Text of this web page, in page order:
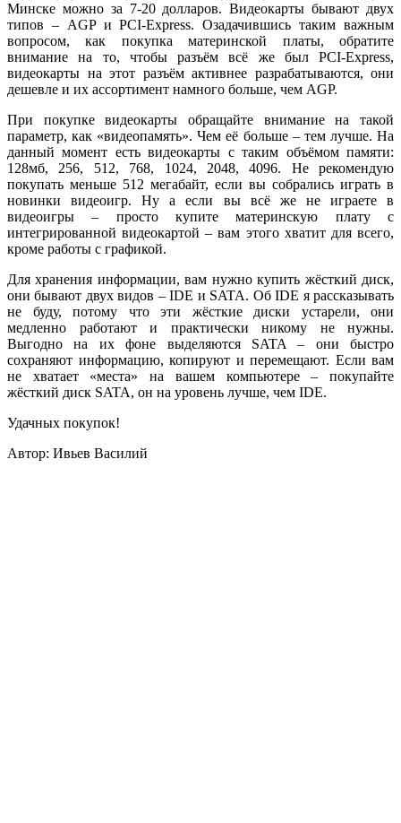
Минске можно за 7-20 долларов. Видеокарты бывают двух
типов – AGP и PCI-Express. Озадачившись таким важным
вопросом, как покупка материнской платы, обратите
внимание на то, чтобы разъём всё же был PCI-Express,
видеокарты на этот разъём активнее разрабатываются, они
дешевле и их ассортимент намного больше, чем AGP.
При покупке видеокарты обращайте внимание на такой
параметр, как «видеопамять». Чем её больше – тем лучше. На
данный момент есть видеокарты с таким объёмом памяти:
128мб, 256, 512, 768, 1024, 2048, 4096. Не рекомендую
покупать меньше 512 мегабайт, если вы собрались играть в
новинки видеоигр. Ну а если вы всё же не играете в
видеоигры – просто купите материнскую плату с
интегрированной видеокартой – вам этого хватит для всего,
кроме работы с графикой.
Для хранения информации, вам нужно купить жёсткий диск,
они бывают двух видов – IDE и SATA. Об IDE я рассказывать
не буду, потому что эти жёсткие диски устарели, они
медленно работают и практически никому не нужны.
Выгодно на их фоне выделяются SATA – они быстро
сохраняют информацию, копируют и перемещают. Если вам
не хватает «места» на вашем компьютере – покупайте
жёсткий диск SATA, он на уровень лучше, чем IDE.
Удачных покупок!
Автор: Ивьев Василий